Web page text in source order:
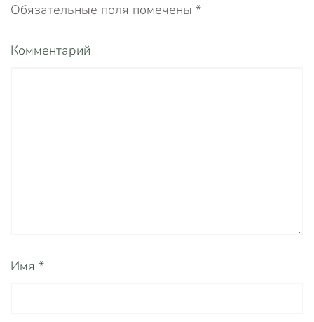
Обязательные поля помечены *
Комментарий
Имя *